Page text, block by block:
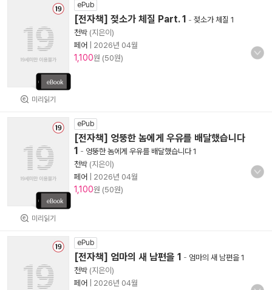
미리읽기
ePub
[전자책] 젖소가 체질 Part. 1 - 젖소가 체질 1
천박 (지은이)
페어
2026년 04월
1,100원 (50원)
미리읽기
ePub
[전자책] 엉뚱한 놈에게 우유를 배달했습니다
1 - 엉뚱한 놈에게 우유를 배달했습니다 1
천박 (지은이)
페어
2026년 04월
1,100원 (50원)
ePub
[전자책] 엄마의 새 남편을 1 - 엄마의 새 남편을 1
천박 (지은이)
페어
2026년 04월